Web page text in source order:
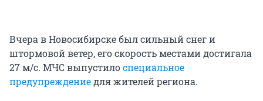
Вчера в Новосибирске был сильный снег и
штормовой ветер, его скорость местами достигала
27 м/с. МЧС выпустилоспециальное
предупреждениедля жителей региона.